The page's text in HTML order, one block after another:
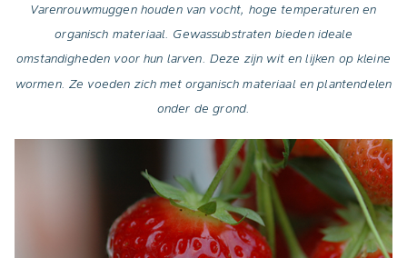
Varenrouwmuggen houden van vocht, hoge temperaturen en
organisch materiaal. Gewassubstraten bieden ideale
omstandigheden voor hun larven. Deze zijn wit en lijken op kleine
wormen. Ze voeden zich met organisch materiaal en plantendelen
onder de grond.